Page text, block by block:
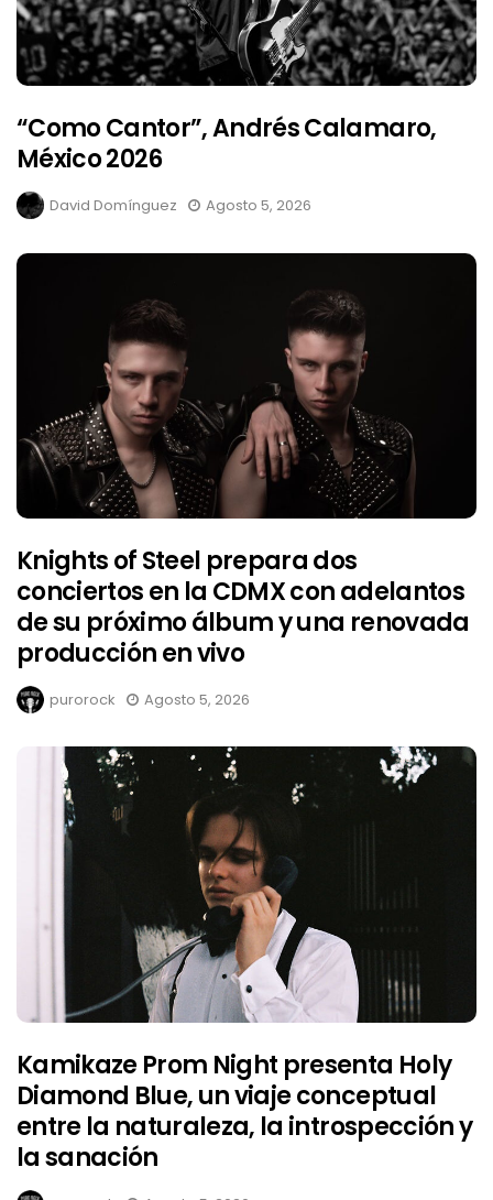
“Como Cantor”, Andrés Calamaro,
México 2026
David Domínguez Agosto 5, 2026
Knights of Steel prepara dos
conciertos en la CDMX con adelantos
de su próximo álbum y una renovada
producción en vivo
purorock Agosto 5, 2026
Kamikaze Prom Night presenta Holy
Diamond Blue, un viaje conceptual
entre la naturaleza, la introspección y
la sanación